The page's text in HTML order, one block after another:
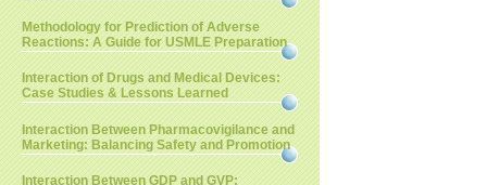
Methodology for Prediction of Adverse
Reactions: A Guide for USMLE Preparation
Interaction of Drugs and Medical Devices:
Case Studies & Lessons Learned
Interaction Between Pharmacovigilance and
Marketing: Balancing Safety and Promotion
Interaction Between GDP and GVP: